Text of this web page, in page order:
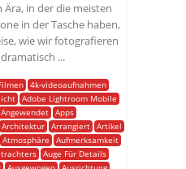
in der die meisten
in der Tasche haben,
wie wir fotografieren
...
4k-videoaufnahmen
Adobe Lightroom Mobile
Angewendet
Apps
Architektur Arrangiert
Artikel
Atmosphäre
Aufmerksamkeit
Auge Für Details